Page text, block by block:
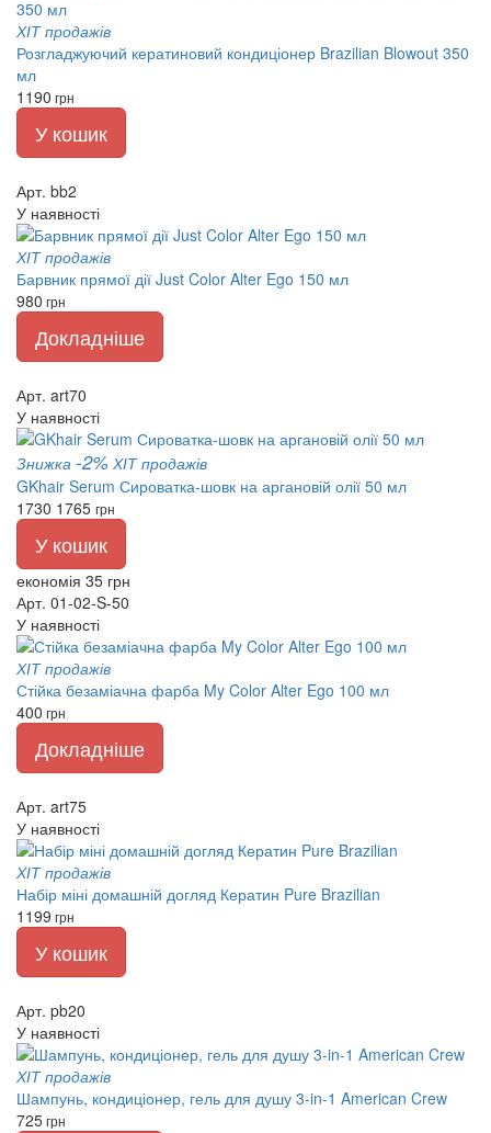
ХІТ продажів
Розгладжуючий кератиновий кондиціонер Brazilian Blowout 350
мл
1190 грн
У кошик
Арт. bb2
У наявності
ХІТ продажів
Барвник прямої дії Just Color Alter Ego 150 мл
980 грн
Докладніше
Арт. art70
У наявності
Знижка -2% ХІТ продажів
GKhair Serum Сироватка-шовк на аргановій олії 50 мл
1730 1765 грн
У кошик
економія 35 грн
Арт. 01-02-S-50
У наявності
ХІТ продажів
Стійка безаміачна фарба My Color Alter Ego 100 мл
400 грн
Докладніше
Арт. art75
У наявності
ХІТ продажів
Набір міні домашній догляд Кератин Pure Brazilian
1199 грн
У кошик
Арт. pb20
У наявності
ХІТ продажів
Шампунь, кондиціонер, гель для душу 3-in-1 American Crew
725грн